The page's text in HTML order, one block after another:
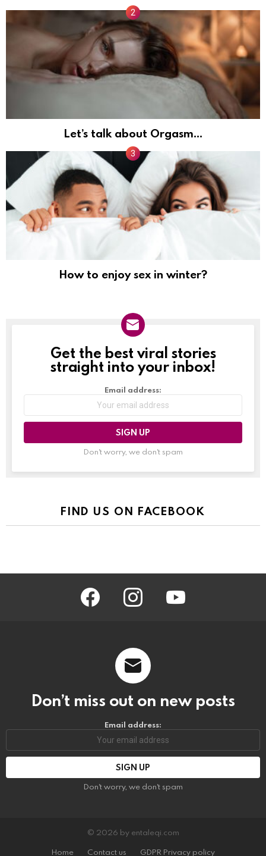
Let’s talk about Orgasm…
How to enjoy sex in winter?
NEWSLETTER
Get the best viral stories
straight into your inbox!
Email address:
Don't worry, we don't spam
FIND US ON FACEBOOK
facebook instagram youtube
Don’t miss out on new posts
Email address:
Don't worry, we don't spam
© 2026 by entaleqi.com
Home
Contact us GDPR Privacy policy